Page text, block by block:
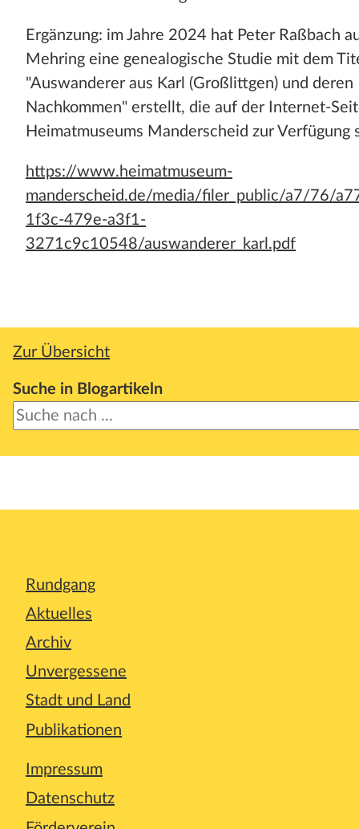
Ergänzung: im Jahre 2024 hat Peter Raßbach
Mehring eine genealogische Studie mit dem
"Auswanderer aus Karl (Großlittgen) und deren
Nachkommen" erstellt, die auf der Internet-
Heimatmuseums Manderscheid zur Verfügung
https://www.heimatmuseum-
manderscheid.de/media/filer_public/a7/76/
1f3c-479e-a3f1-
3271c9c10548/auswanderer_karl.pdf
Zur Übersicht
Suche in Blogartikeln
Rundgang
Aktuelles
Archiv
Unvergessene
Stadt und Land
Publikationen
Impressum
Datenschutz